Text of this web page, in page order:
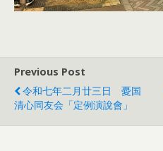
Previous Post
令和七年二月廿三日 憂国
清心同友会「定例演說會」